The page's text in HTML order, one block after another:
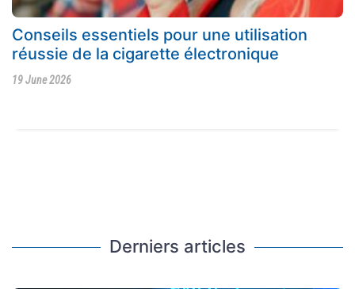
Conseils essentiels pour une utilisation
réussie de la cigarette électronique
19 June 2026
Derniers articles